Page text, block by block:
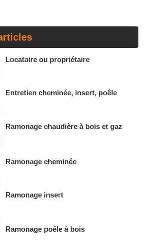
Locataire ou propriétaire
Entretien cheminée, insert, poêle
Ramonage chaudière à bois et gaz
Ramonage cheminée
Ramonage insert
Ramonage poêle à bois